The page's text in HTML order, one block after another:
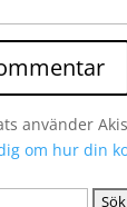
använder
om hur din